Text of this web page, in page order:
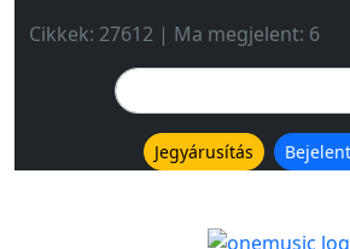
Cikkek: 27612 | Ma megjelent: 6
Jegyárusítás